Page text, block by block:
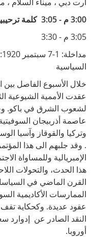
3:00 م - 3:05 كلمة ترحيبية
3:05 م - 3:30
السياسية
عقدت الأممية الشيوعية
لشعوب الشرق في باكو.
عاصمة أذربيجان
وتركيا والقوقاز وآسيا
. وقد جلبهم الى هذا
الإمبريالية وللمساواة
هذا الحدث، والتحولات
القرن الماضي في
الممارسات الأكاديمية
عقود عديدة. وكحكاية
النقد الصادر عن إدوارد
أوروبا.